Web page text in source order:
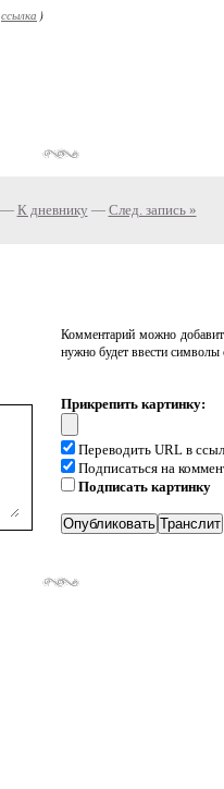
ссылка )
К дневнику — След. запись »
Комментарий можно
нужно будет ввести символы
Прикрепить картинку:
Переводить URL в
Подписаться на
Подписать картинку